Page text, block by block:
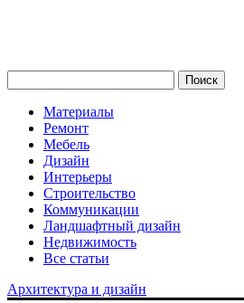
Материалы
Ремонт
Мебель
Дизайн
Интерьеры
Строительство
Коммуникации
Ландшафтный дизайн
Недвижимость
Все статьи
Архитектура и дизайн